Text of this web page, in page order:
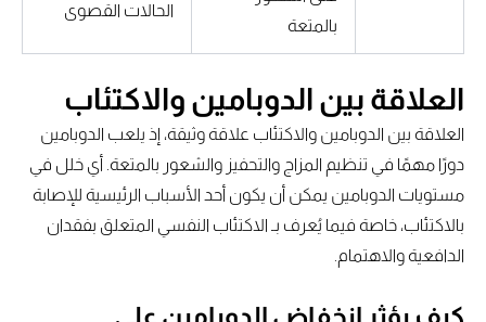
بالمتعة
الحالات القصوى
العلاقة بين الدوبامين والاكتئاب
العلاقة بين الدوبامين والاكتئاب علاقة وثيقة، إذ يلعب الدوبامين
دورًا مهمًا في تنظيم المزاج والتحفيز والشعور بالمتعة. أي خلل في
مستويات الدوبامين يمكن أن يكون أحد الأسباب الرئيسية للإصابة
بالاكتئاب، خاصة فيما يُعرف بـ الاكتئاب النفسي المتعلق بفقدان
الدافعية والاهتمام.